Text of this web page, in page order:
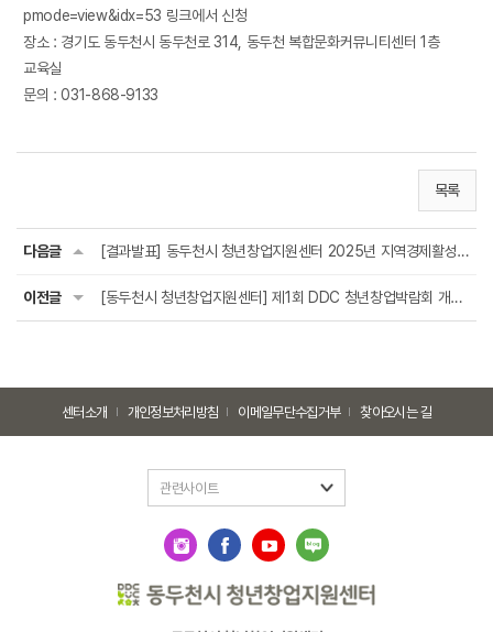
pmode=view&idx=53 링크에서 신청
장소 : 경기도 동두천시 동두천로 314, 동두천 복합문화커뮤니티센터 1층
교육실
문의 : 031-868-9133
목록
다음글 [결과발표] 동두천시 청년창업지원센터 2025년 지역경제활성화 및 로컬 창업 아이디어 공모...
이전글 [동두천시 청년창업지원센터] 제1회 DDC 청년창업박람회 개최 안내
센터소개 개인정보처리방침 이메일무단수집거부 찾아오시는 길
관련사이트